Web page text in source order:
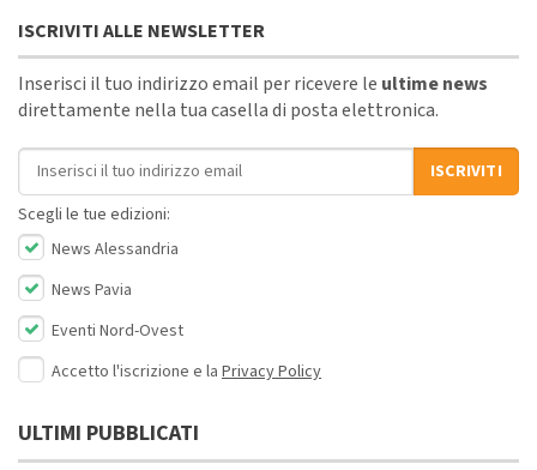
ISCRIVITI ALLE NEWSLETTER
Inserisci il tuo indirizzo email per ricevere le ultime news
direttamente nella tua casella di posta elettronica.
Indirizzo email
ISCRIVITI
Scegli le tue edizioni:
News Alessandria
News Pavia
Eventi Nord-Ovest
Accetto l'iscrizione e la Privacy Policy
ULTIMI PUBBLICATI